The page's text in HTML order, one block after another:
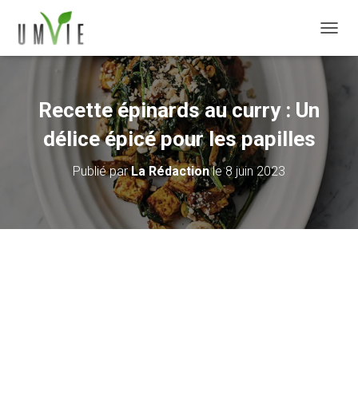
Recette épinards au curry : Un
délice épicé pour les papilles
Publié parLa Rédactionle8 juin 2023